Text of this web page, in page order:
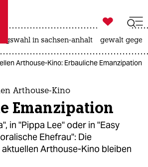
taz zahl ich
taz zahl ich

taz zahl ich
in sachsen-anhalt gewalt
Arthouse-Kino: Erbauliche Emanzipation
Arthouse-Kino
Emanzipation
in "Pippa Lee" oder in "Easy
Ehefrau": Die
Arthouse-Kino bleiben